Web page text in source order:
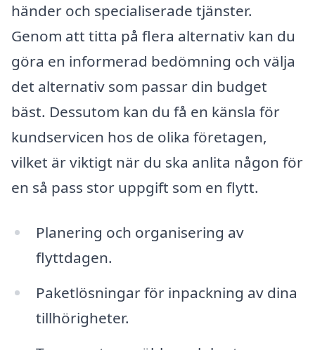
händer och specialiserade tjänster.
Genom att titta på flera alternativ kan du
göra en informerad bedömning och välja
det alternativ som passar din budget
bäst. Dessutom kan du få en känsla för
kundservicen hos de olika företagen,
vilket är viktigt när du ska anlita någon för
en så pass stor uppgift som en flytt.
Planering och organisering av
flyttdagen.
Paketlösningar för inpackning av dina
tillhörigheter.